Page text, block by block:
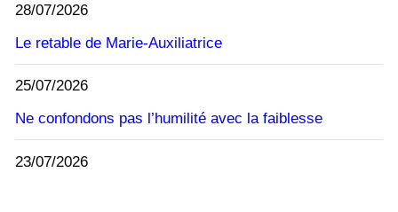
28/07/2026
Le retable de Marie-Auxiliatrice
25/07/2026
Ne confondons pas l’humilité avec la faiblesse
23/07/2026